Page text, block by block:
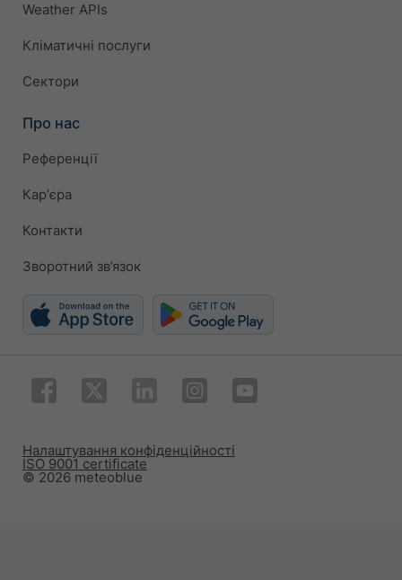
Weather APIs
Кліматичні послуги
Сектори
Про нас
Референції
Карʼєра
Контакти
Зворотний зв’язок
© 2026 meteoblue
ISO 9001 certificate
Налаштування конфіденційності